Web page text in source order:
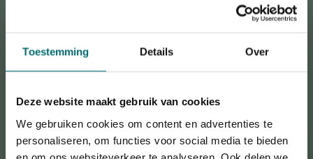
Toestemming Details Over
Deze website maakt gebruik van cookies
We gebruiken cookies om content en advertenties te
personaliseren, om functies voor social media te bieden
en om ons websiteverkeer te analyseren. Ook delen we